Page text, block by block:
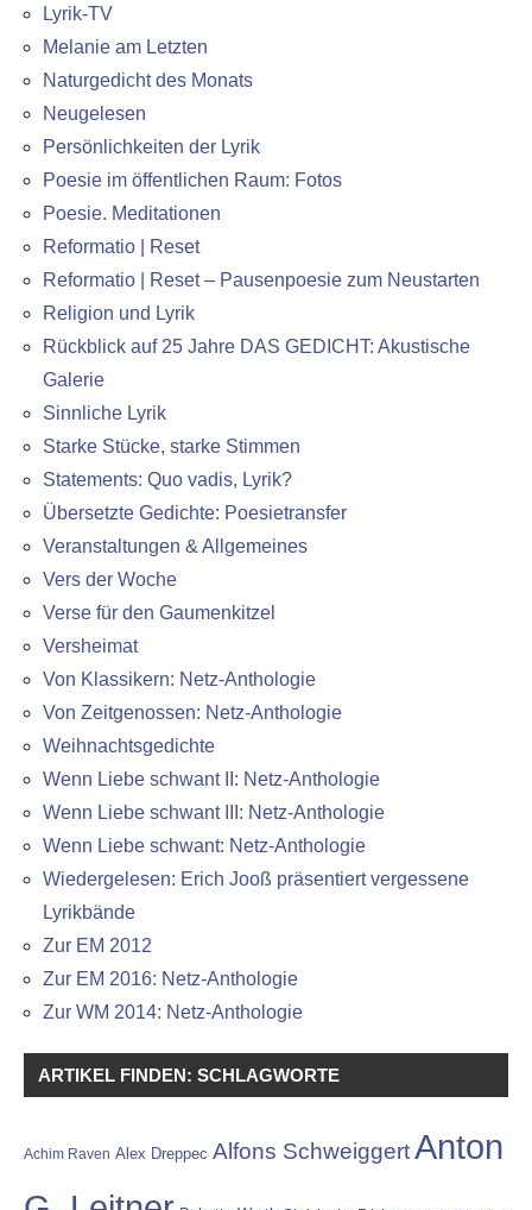
Lyrik-TV
Melanie am Letzten
Naturgedicht des Monats
Neugelesen
Persönlichkeiten der Lyrik
Poesie im öffentlichen Raum: Fotos
Poesie. Meditationen
Reformatio | Reset
Reformatio | Reset – Pausenpoesie zum Neustarten
Religion und Lyrik
Rückblick auf 25 Jahre DAS GEDICHT: Akustische
Galerie
Sinnliche Lyrik
Starke Stücke, starke Stimmen
Statements: Quo vadis, Lyrik?
Übersetzte Gedichte: Poesietransfer
Veranstaltungen & Allgemeines
Vers der Woche
Verse für den Gaumenkitzel
Versheimat
Von Klassikern: Netz-Anthologie
Von Zeitgenossen: Netz-Anthologie
Weihnachtsgedichte
Wenn Liebe schwant II: Netz-Anthologie
Wenn Liebe schwant III: Netz-Anthologie
Wenn Liebe schwant: Netz-Anthologie
Wiedergelesen: Erich Jooß präsentiert vergessene
Lyrikbände
Zur EM 2012
Zur EM 2016: Netz-Anthologie
Zur WM 2014: Netz-Anthologie
ARTIKEL FINDEN: SCHLAGWORTE
Achim Raven Alex Dreppec Alfons SchweiggertAnton